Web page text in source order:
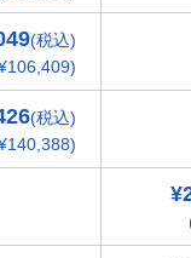
(税込)
(税込)